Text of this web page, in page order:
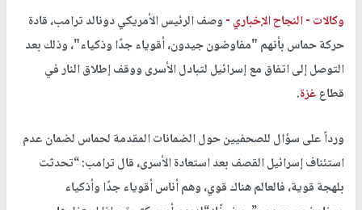
وكالات -النجاح الإخباري -وصف الرئيس الأمريكي دونالد ترامب، قادة
حركة حماس بأنهم "مفاوضون جيدون، أقوياء جدًا وذكياء"، وذلك بعد
التوصل إلى اتفاق مع إسرائيل لتبادل الأسرى ووقف إطلاق النار في
قطاعغزة.
ورداً على سؤال للصحفيين حول الضمانات المقدمة لحماس لضمان عدم
استئناف إسرائيل القصف بعد استعادة الأسرى، قال ترامب: “تحدثت
بلهجة قوية، فالعالم هناك قوي، وهم أناس أقوياء جدًا وأذكياء